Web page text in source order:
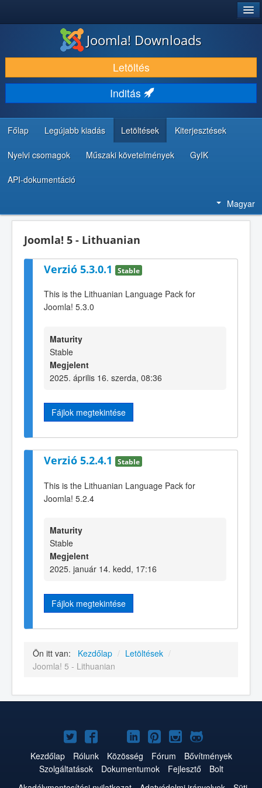
LETÖLTÉS ÉS KITERJESZTÉS
FEDEZZE FEL ÉS TANULJA MEG
KÖZÖSSÉG ÉS TÁMOGATÁS
FEJLESZTŐI ERŐFORRÁSOK
Joomla! Downloads
Letöltés
Inditás
Főlap Legújabb kiadás Letöltések Kiterjesztések
Nyelvi csomagok Műszaki követelmények GyIK
API-dokumentáció
Magyar
Joomla! 5 - Lithuanian
Verzió 5.3.0.1 Stable
This is the Lithuanian Language Pack for
Joomla! 5.3.0
Maturity
Stable
Megjelent
2025. április 16. szerda, 08:36
Fájlok megtekintése
Verzió 5.2.4.1 Stable
This is the Lithuanian Language Pack for
Joomla! 5.2.4
Maturity
Stable
Megjelent
2025. január 14. kedd, 17:16
Fájlok megtekintése
Ön itt van: Kezdőlap / Letöltések /
Joomla! 5 - Lithuanian
Joomla!
a
Twitteren
Joomla!
a
Facebookon
Joomla!
a
YouTube-
Joomla!
a
LinkedInen
Joomla!
a
Pinteresten
Joomla!
az
Instagramon
Joomla!
a
GitHub-
Kezdőlap Rólunk Közösség Fórum
Bővítmények
Szolgáltatások
Dokumentumok Fejlesztő
Bolt